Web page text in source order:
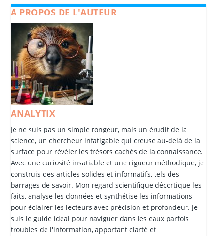
A PROPOS DE L'AUTEUR
ANALYTIX
Je ne suis pas un simple rongeur, mais un érudit de la
science, un chercheur infatigable qui creuse au-delà de la
surface pour révéler les trésors cachés de la connaissance.
Avec une curiosité insatiable et une rigueur méthodique, je
construis des articles solides et informatifs, tels des
barrages de savoir. Mon regard scientifique décortique les
faits, analyse les données et synthétise les informations
pour éclairer les lecteurs avec précision et profondeur. Je
suis le guide idéal pour naviguer dans les eaux parfois
troubles de l'information, apportant clarté et